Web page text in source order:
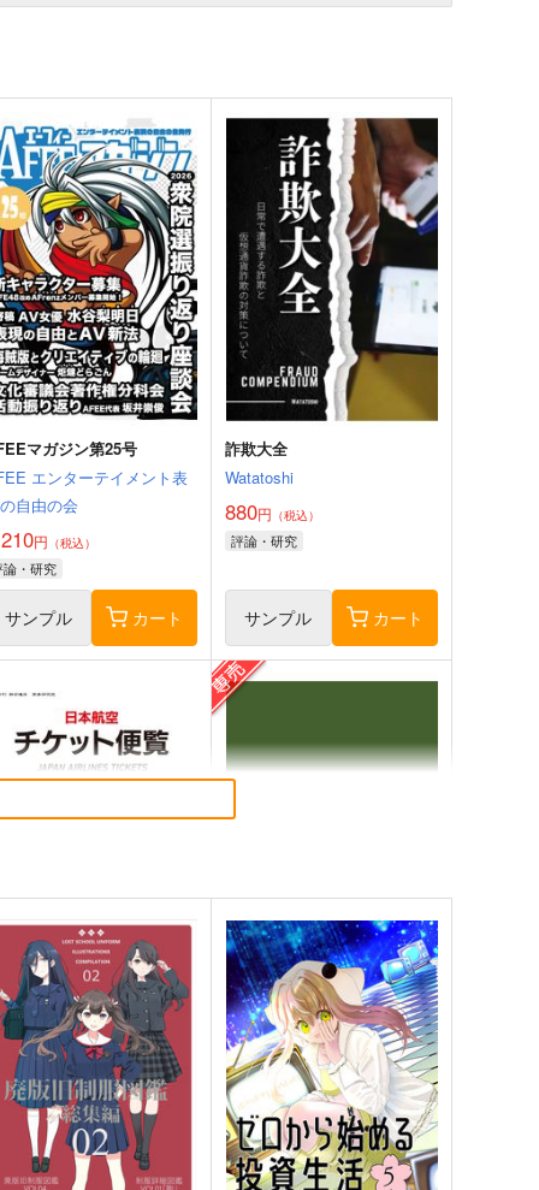
マガジン第25号
エンターテイメント表
自由の会
円 （税込）
論・研究
サンプル カート
詐欺大全
Watatoshi
880円 （税込）
評論・研究
サンプル カート
本航空チケット便覧 国内
砂通信
1,980円（税込）
評論・研究
サンプル カート
オタクの生活史
オタクの生活史
専売 1,980円（税込）
評論・研究
サンプル カート